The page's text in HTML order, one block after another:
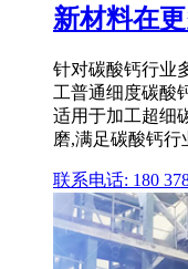
新材料在
针对碳酸钙行业
工普通细度碳酸
适用于加工超细
磨,满足碳酸钙行
联系电话: 180